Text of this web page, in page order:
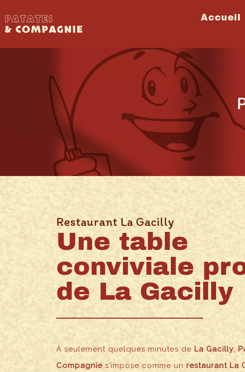
Accueil
Restaurant La Gacilly
Une table
conviviale
de La Gacilly
À seulement quelques minutes de La Gacilly,
Compagnie s’impose comme un restaurant La